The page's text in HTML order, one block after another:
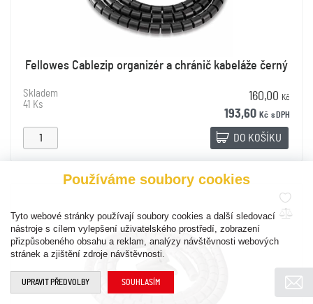
Fellowes Cablezip organizér a chránič kabeláže černý
Skladem
41 Ks
160,00 Kč
193,60 Kč s DPH
DO KOŠÍKU
Používáme soubory cookies
Tyto webové stránky používají soubory cookies a další sledovací
nástroje s cílem vylepšení uživatelského prostředí, zobrazení
přizpůsobeného obsahu a reklam, analýzy návštěvnosti webových
stránek a zjištění zdroje návštěvnosti.
UPRAVIT PŘEDVOLBY SOUHLASÍM